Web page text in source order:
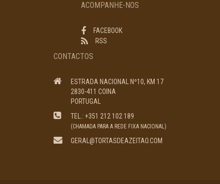
ACOMPANHE-NOS
FACEBOOK
RSS
CONTACTOS
ESTRADA NACIONAL Nº10, KM 17
2830-411 COINA
PORTUGAL
TEL.: +351 212 102 189
(CHAMADA PARA A REDE FIXA NACIONAL)
GERAL@TORTASDEAZEITAO.COM